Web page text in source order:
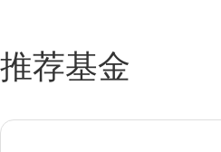
推荐基金